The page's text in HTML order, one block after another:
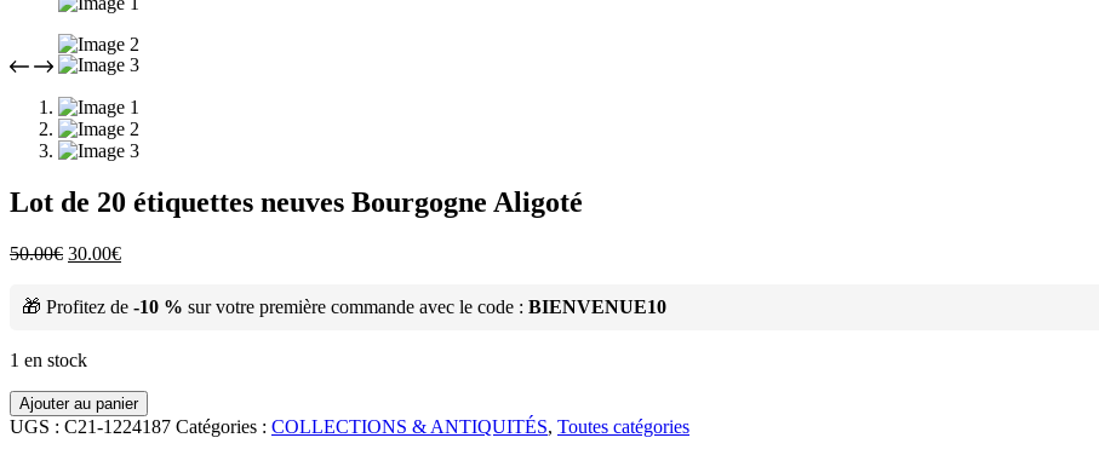
Lot de 20 étiquettes neuves Bourgogne Aligoté
50.00€ 30.00€
🎁 Profitez de -10 % sur votre première commande avec le code : BIENVENUE10
1 en stock
Ajouter au panier
UGS : C21-1224187 Catégories : COLLECTIONS & ANTIQUITÉS, Toutes catégories